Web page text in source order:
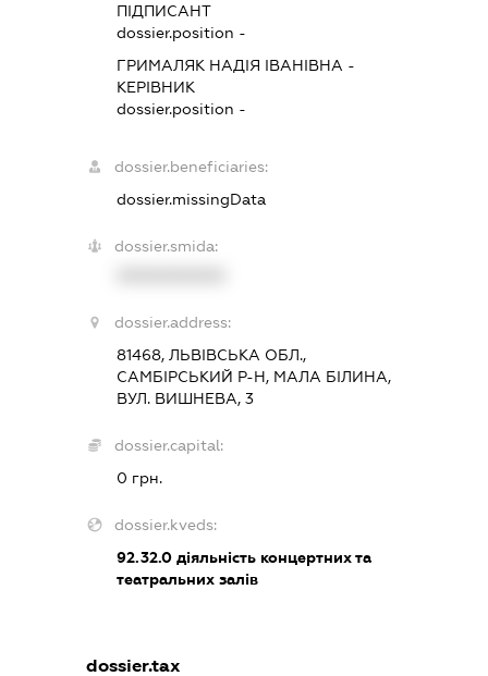
ПІДПИСАНТ
dossier.position -
ГРИМАЛЯК НАДІЯ ІВАНІВНА -
КЕРІВНИК
dossier.position -
dossier.beneficiaries:
dossier.missingData
dossier.smida:
dossier.address:
81468, ЛЬВІВСЬКА ОБЛ.,
САМБІРСЬКИЙ Р-Н, МАЛА БІЛИНА,
ВУЛ. ВИШНЕВА, 3
dossier.capital:
0 грн.
dossier.kveds:
92.32.0 діяльність концертних та
театральних залів
dossier.tax